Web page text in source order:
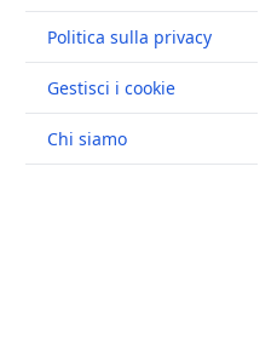
Politica sulla privacy
Gestisci i cookie
Chi siamo